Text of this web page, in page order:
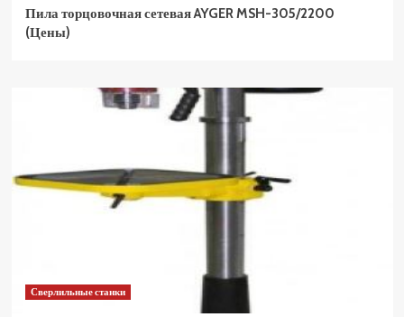
Пила торцовочная сетевая AYGER MSH-305/2200
(Цены)
Сверлильные станки